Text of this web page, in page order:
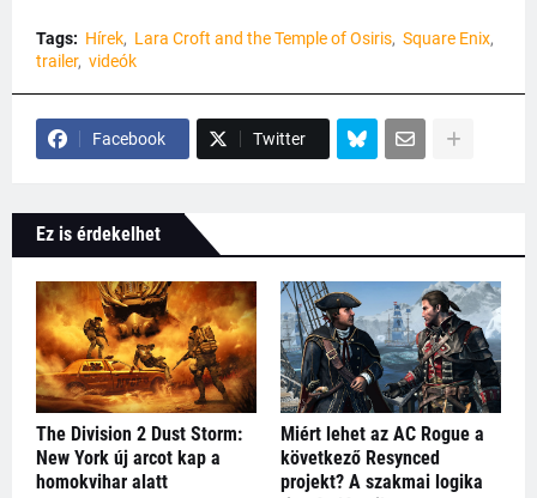
Tags: Hírek Lara Croft and the Temple of Osiris Square Enix
trailer videók
Facebook Twitter
Ez is érdekelhet
The Division 2 Dust Storm:
New York új arcot kap a
homokvihar alatt
Miért lehet az AC Rogue a
következő Resynced
projekt? A szakmai logika